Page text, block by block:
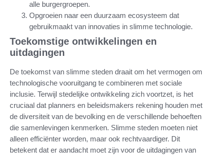
alle burgergroepen.
Opgroeien naar een duurzaam ecosysteem dat
gebruikmaakt van innovaties in slimme technologie.
Toekomstige ontwikkelingen en
uitdagingen
De toekomst van slimme steden draait om het vermogen om
technologische vooruitgang te combineren met sociale
inclusie. Terwijl stedelijke ontwikkeling zich voortzet, is het
cruciaal dat planners en beleidsmakers rekening houden met
de diversiteit van de bevolking en de verschillende behoeften
die samenlevingen kenmerken. Slimme steden moeten niet
alleen efficiënter worden, maar ook rechtvaardiger. Dit
betekent dat er aandacht moet zijn voor de uitdagingen van